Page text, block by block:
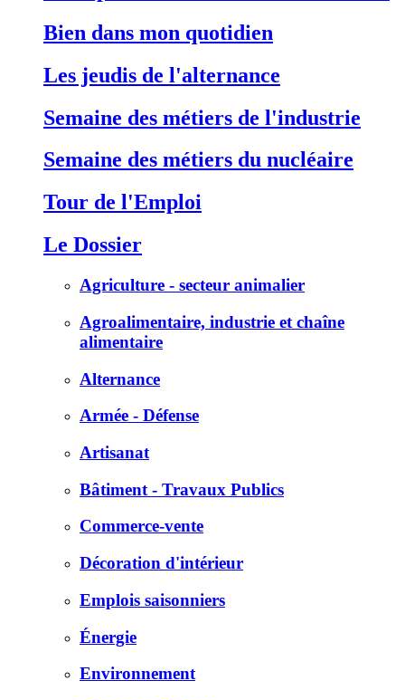
Bien dans mon quotidien
Les jeudis de l'alternance
Semaine des métiers de l'industrie
Semaine des métiers du nucléaire
Tour de l'Emploi
Le Dossier
Agriculture - secteur animalier
Agroalimentaire, industrie et chaîne
alimentaire
Alternance
Armée - Défense
Artisanat
Bâtiment - Travaux Publics
Commerce-vente
Décoration d'intérieur
Emplois saisonniers
Énergie
Environnement